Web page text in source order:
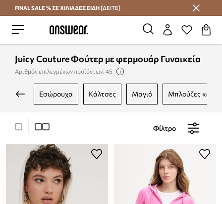
Εξοικονομήστε με το Answear Club
FINAL SALE % ΣΕ ΧΙΛΙΑΔΕΣ ΕΙΔΗ [ΔΕΙΤΕ]
Juicy Couture Φούτερ με φερμουάρ Γυναικεία
Αριθμός επιλεγμένων προϊόντων: 45
εσώρουχα κάλτσες μαγιό μπλούζες και
Φίλτρο